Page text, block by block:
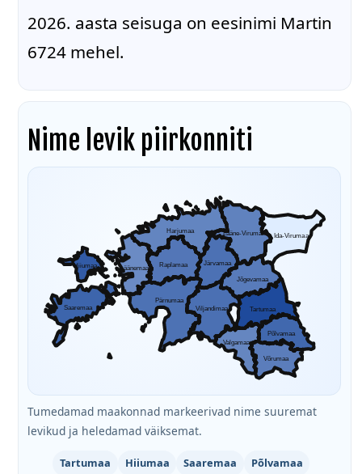
2026. aasta seisuga on eesinimi Martin
6724 mehel.
Nime levik piirkonniti
Hiiumaa
Saaremaa
Pärnumaa
Läänemaa Raplamaa
Harjumaa Lääne-Virumaa Ida-Virumaa
Järvamaa
Jõgevamaa
Viljandimaa Tartumaa
Põlvamaa
Võrumaa
Valgamaa
Tumedamad maakonnad markeerivad nime suuremat
levikud ja heledamad väiksemat.
Tartumaa Hiiumaa Saaremaa Põlvamaa